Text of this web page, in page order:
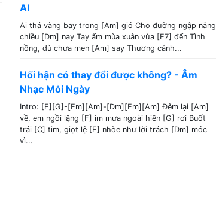
AI
Ai thả vàng bay trong [Am] gió Cho đường ngập nắng
chiều [Dm] nay Tay ấm mùa xuân vừa [E7] đến Tình
nồng, dù chưa men [Am] say Thương cánh...
Hối hận có thay đổi được không? - Âm
Nhạc Mỗi Ngày
Intro: [F][G]-[Em][Am]-[Dm][Em][Am] Đêm lại [Am]
về, em ngồi lặng [F] im mưa ngoài hiên [G] rơi Buốt
trái [C] tim, giọt lệ [F] nhòe như lời trách [Dm] móc
vì...